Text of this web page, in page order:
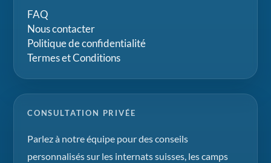
FAQ
Nous contacter
Politique de confidentialité
Termes et Conditions
CONSULTATION PRIVÉE
Parlez à notre équipe pour des conseils
personnalisés sur les internats suisses, les camps